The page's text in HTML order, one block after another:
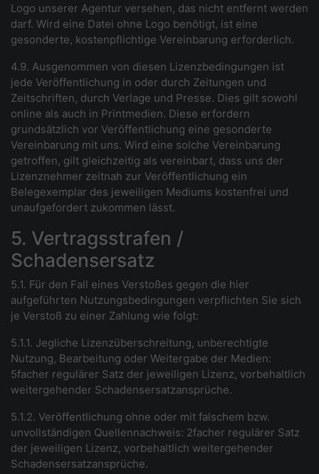
Logo unserer Agentur versehen, das nicht entfernt werden
darf. Wird eine Datei ohne Logo benötigt, ist eine
gesonderte, kostenpflichtige Vereinbarung erforderlich.
4.9. Ausgenommen von diesen Lizenzbedingungen ist
jede Veröffentlichung in oder durch Zeitungen und
Zeitschriften, durch Verlage und Presse. Dies gilt sowohl
online als auch in Printmedien. Diese erfordern
grundsätzlich vor Veröffentlichung eine gesonderte
Vereinbarung mit uns. Wird eine solche Vereinbarung
getroffen, gilt gleichzeitig als vereinbart, dass uns der
Lizenznehmer zeitnah zur Veröffentlichung ein
Belegexemplar des jeweiligen Mediums kostenfrei und
unaufgefordert zukommen lässt.
5. Vertragsstrafen /
Schadensersatz
5.1. Für den Fall eines Verstoßes gegen die hier
aufgeführten Nutzungsbedingungen verpflichten Sie sich
je Verstoß zu einer Zahlung wie folgt:
5.1.1. Jegliche Lizenzüberschreitung, unberechtigte
Nutzung, Bearbeitung oder Weitergabe der Medien:
5facher regulärer Satz der jeweiligen Lizenz, vorbehaltlich
weitergehender Schadensersatzansprüche.
5.1.2. Veröffentlichung ohne oder mit falschem bzw.
unvollständigen Quellennachweis: 2facher regulärer Satz
der jeweiligen Lizenz, vorbehaltlich weitergehender
Schadensersatzansprüche.